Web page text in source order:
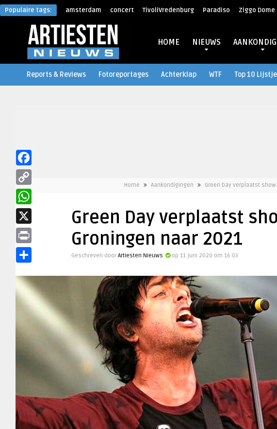
Populaire tags: amsterdam concert TivoliVredenburg Paradiso Ziggo Dome
HOME NIEUWS
Reports & Reviews Fotoreportages Achterklap WTF Top 10
Home Aankondigingen Green Day verplaatst
Green Day verplaatst
Groningen naar 2021
Geschreven door Artiesten Nieuws op 11 juni 2020 om 16:03
Facebook
Copy
Link
WhatsApp
X
Print